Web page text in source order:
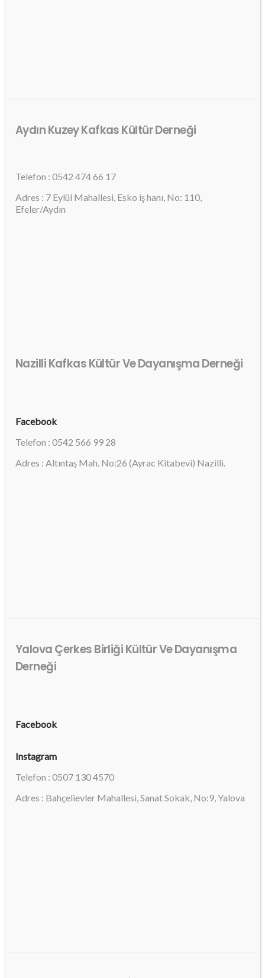
Aydın Kuzey Kafkas Kültür Derneği
Telefon : 0542 474 66 17
Adres : 7 Eylül Mahallesi, Esko iş hanı, No: 110,
Efeler/Aydın
Nazilli Kafkas Kültür Ve Dayanışma Derneği
Facebook
Telefon : 0542 566 99 28
Adres : Altıntaş Mah. No:26 (Ayrac Kitabevi) Nazilli.
Yalova Çerkes Birliği Kültür Ve Dayanışma
Derneği
Facebook
Instagram
Telefon : 0507 130 4570
Adres : Bahçelievler Mahallesi, Sanat Sokak, No:9, Yalova